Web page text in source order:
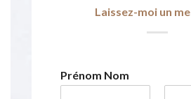
Laissez-moi un
Prénom Nom